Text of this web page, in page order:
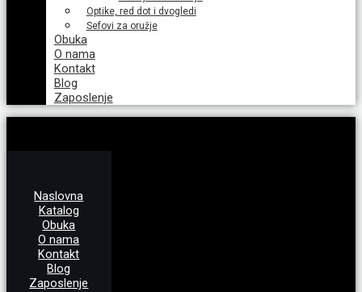
Optike, red dot i dvogledi
Sefovi za oružje
Obuka
O nama
Kontakt
Blog
Zaposlenje
Naslovna
Katalog
Obuka
O nama
Kontakt
Blog
Zaposlenje